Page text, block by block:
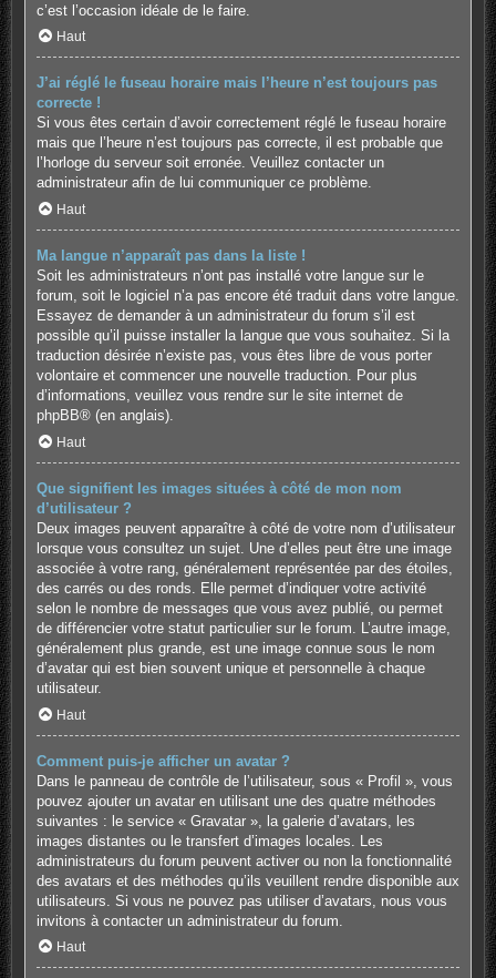
c’est l’occasion idéale de le faire.
Haut
J’ai réglé le fuseau horaire mais l’heure n’est toujours pas
correcte !
Si vous êtes certain d’avoir correctement réglé le fuseau horaire
mais que l’heure n’est toujours pas correcte, il est probable que
l’horloge du serveur soit erronée. Veuillez contacter un
administrateur afin de lui communiquer ce problème.
Haut
Ma langue n’apparaît pas dans la liste !
Soit les administrateurs n’ont pas installé votre langue sur le
forum, soit le logiciel n’a pas encore été traduit dans votre langue.
Essayez de demander à un administrateur du forum s’il est
possible qu’il puisse installer la langue que vous souhaitez. Si la
traduction désirée n’existe pas, vous êtes libre de vous porter
volontaire et commencer une nouvelle traduction. Pour plus
d’informations, veuillez vous rendre sur le site internet de
phpBB® (en anglais).
Haut
Que signifient les images situées à côté de mon nom
d’utilisateur ?
Deux images peuvent apparaître à côté de votre nom d’utilisateur
lorsque vous consultez un sujet. Une d’elles peut être une image
associée à votre rang, généralement représentée par des étoiles,
des carrés ou des ronds. Elle permet d’indiquer votre activité
selon le nombre de messages que vous avez publié, ou permet
de différencier votre statut particulier sur le forum. L’autre image,
généralement plus grande, est une image connue sous le nom
d’avatar qui est bien souvent unique et personnelle à chaque
utilisateur.
Haut
Comment puis-je afficher un avatar ?
Dans le panneau de contrôle de l’utilisateur, sous « Profil », vous
pouvez ajouter un avatar en utilisant une des quatre méthodes
suivantes : le service « Gravatar », la galerie d’avatars, les
images distantes ou le transfert d’images locales. Les
administrateurs du forum peuvent activer ou non la fonctionnalité
des avatars et des méthodes qu’ils veuillent rendre disponible aux
utilisateurs. Si vous ne pouvez pas utiliser d’avatars, nous vous
invitons à contacter un administrateur du forum.
Haut